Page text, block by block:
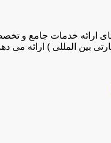
بین المللی ) ارائه می